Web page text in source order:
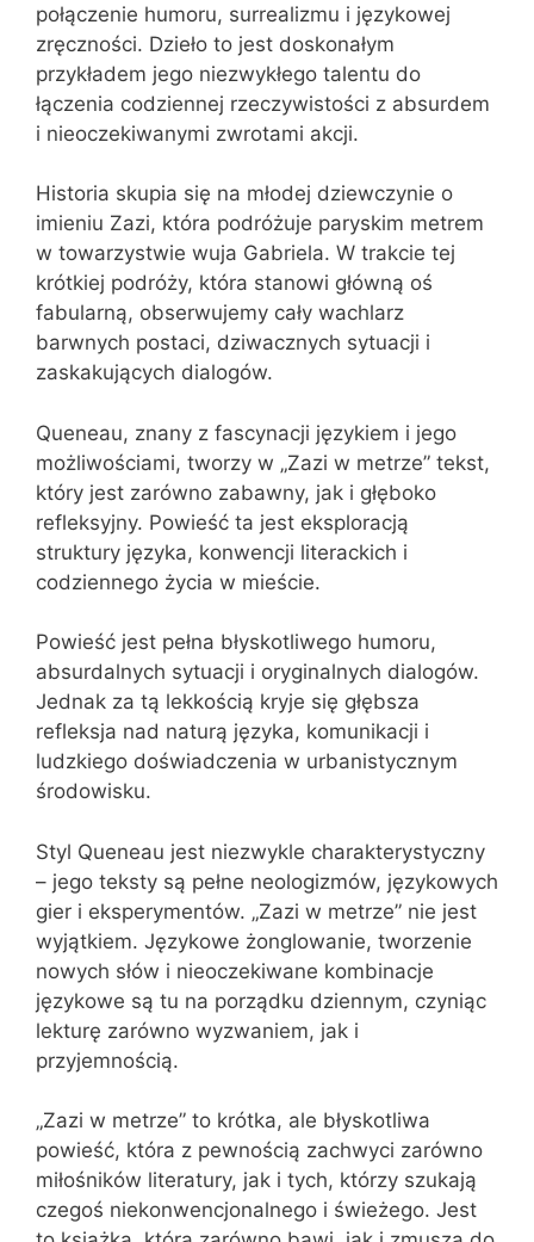
połączenie humoru, surrealizmu i językowej
zręczności. Dzieło to jest doskonałym
przykładem jego niezwykłego talentu do
łączenia codziennej rzeczywistości z absurdem
i nieoczekiwanymi zwrotami akcji.
Historia skupia się na młodej dziewczynie o
imieniu Zazi, która podróżuje paryskim metrem
w towarzystwie wuja Gabriela. W trakcie tej
krótkiej podróży, która stanowi główną oś
fabularną, obserwujemy cały wachlarz
barwnych postaci, dziwacznych sytuacji i
zaskakujących dialogów.
Queneau, znany z fascynacji językiem i jego
możliwościami, tworzy w „Zazi w metrze” tekst,
który jest zarówno zabawny, jak i głęboko
refleksyjny. Powieść ta jest eksploracją
struktury języka, konwencji literackich i
codziennego życia w mieście.
Powieść jest pełna błyskotliwego humoru,
absurdalnych sytuacji i oryginalnych dialogów.
Jednak za tą lekkością kryje się głębsza
refleksja nad naturą języka, komunikacji i
ludzkiego doświadczenia w urbanistycznym
środowisku.
Styl Queneau jest niezwykle charakterystyczny
– jego teksty są pełne neologizmów, językowych
gier i eksperymentów. „Zazi w metrze” nie jest
wyjątkiem. Językowe żonglowanie, tworzenie
nowych słów i nieoczekiwane kombinacje
językowe są tu na porządku dziennym, czyniąc
lekturę zarówno wyzwaniem, jak i
przyjemnością.
„Zazi w metrze” to krótka, ale błyskotliwa
powieść, która z pewnością zachwyci zarówno
miłośników literatury, jak i tych, którzy szukają
czegoś niekonwencjonalnego i świeżego. Jest